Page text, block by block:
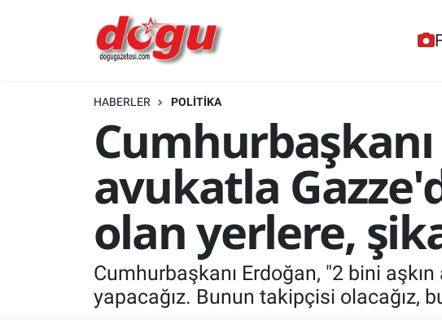
HABERLER POLITIKA
avukatla
olan yerlere,
Cumhurbaşkanı Erdoğan, "2 bini
yapacağız. Bunun takipçisi olacağız,
ERZINCAN
GÜNDEM
ERZİNCAN FOTOĞRAFLARI
EKONOMİ
Bilim, teknoloji